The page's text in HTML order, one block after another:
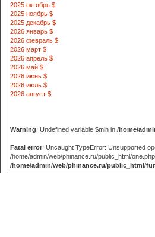
2025 октябрь $
2025 ноябрь $
2025 декабрь $
2026 январь $
2026 февраль $
2026 март $
2026 апрель $
2026 май $
2026 июнь $
2026 июль $
2026 август $
Warning: Undefined variable $min in /home/
Fatal error: Uncaught TypeError: Unsupported
/home/admin/web/phinance.ru/public_html/
/home/admin/web/phinance.ru/public_html/